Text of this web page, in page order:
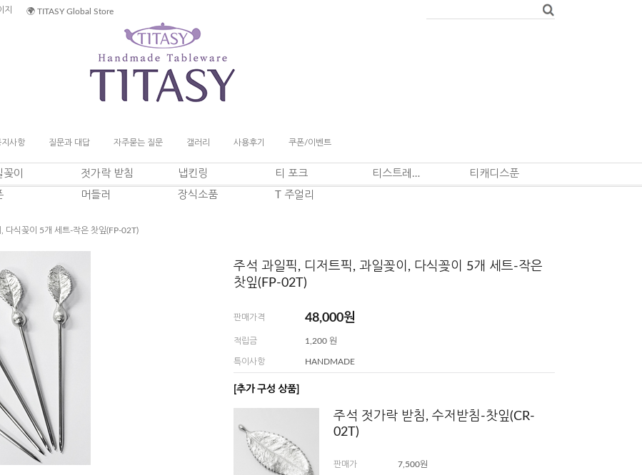
지 🌍 TITASY Global Store
지사항 질문과 대답 자주묻는 질문 갤러리 사용후기 쿠폰/이벤트
이 젓가락 받침 냅킨링 티 포크 티스트레이너
티캐디스푼
머들러 장식소품 T 주얼리
다식꽂이 5개 세트-작은 찻잎(FP-02T)
주석 과일픽, 디저트픽, 과일꽂이, 다식꽂이 5개 세트-작은
찻잎(FP-02T)
판매가격 48,000원
적립금 1,200 원
특이사항 HANDMADE
[추가 구성 상품]
주석 젓가락 받침, 수저받침-찻잎(CR-
02T)
판매가 7,500원